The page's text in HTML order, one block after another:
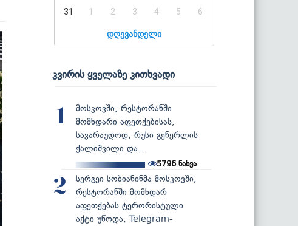
31
1 2 3 4 5 6
დღევანდელი
კვირის ყველაზე კითხვადი
1
მოსკოვში, რესტორანში
მომხდარი აფეთქებისას,
სავარაუდოდ, რუსი გენერლის
ქალიშვილი და...
5796ნახვა
2
სერგეი სობიანინმა მოსკოვში,
რესტორანში მომხდარ
აფეთქებას ტერორისტული
აქტი უწოდა, Telegram-